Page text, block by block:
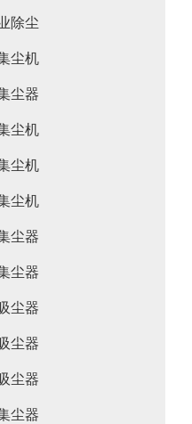
除尘
尘机
尘器
尘机
尘机
尘机
尘器
尘器
尘器
尘器
尘器
尘器